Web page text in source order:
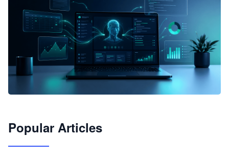
JimoClaw 桌面 AI Agent 工作台
Popular Articles